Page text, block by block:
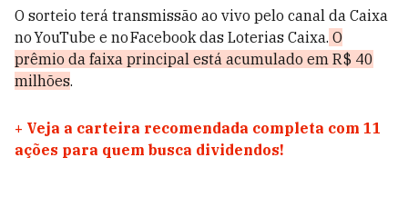
O sorteio terá transmissão ao vivo pelo canal da Caixa
no YouTube e no Facebook das Loterias Caixa. O
prêmio da faixa principal está acumulado em R$ 40
milhões.
+ Veja a carteira recomendada completa com 11
ações para quem busca dividendos!